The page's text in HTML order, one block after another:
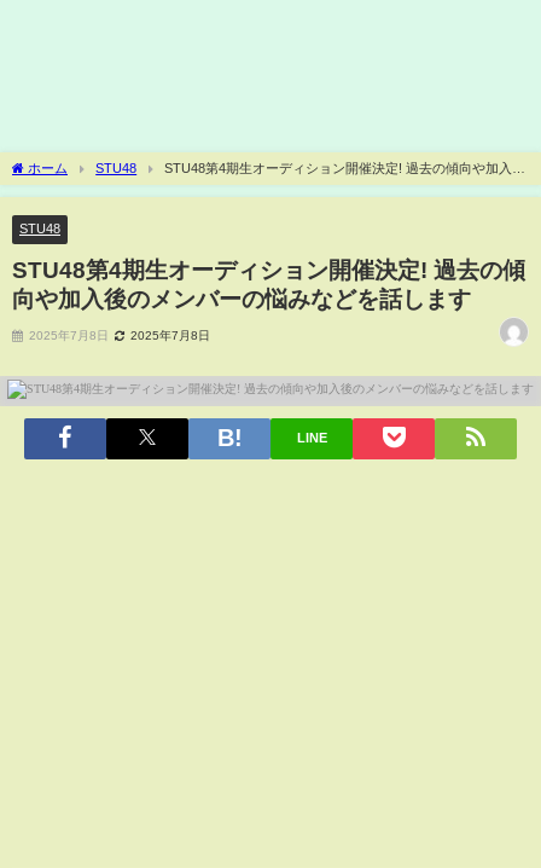
ホーム STU48
STU48第4期生オーディション開催決定! 過去の傾向や加入後
のメンバーの悩みなどを話します
STU48
STU48第4期生オーディション開催決定! 過去の傾
向や加入後のメンバーの悩みなどを話します
2025年7月8日 2025年7月8日
LINE